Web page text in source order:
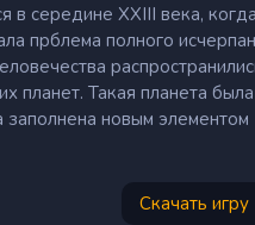
в середине XXIII века,
прблема полного
планет. Такая планета была
заполнена новым элементом
Скачать игру